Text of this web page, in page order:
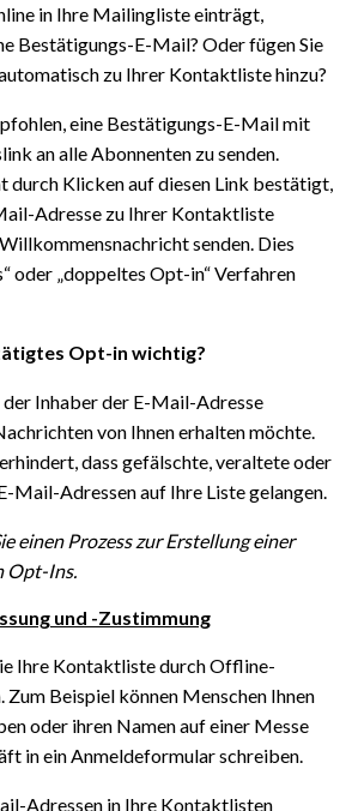
in Ihre Mailingliste einträgt,
Bestätigungs-E-Mail? Oder fügen Sie
zu Ihrer Kontaktliste hinzu?
eine Bestätigungs-E-Mail mit
an alle Abonnenten zu senden.
durch Klicken auf diesen Link bestätigt,
Adresse zu Ihrer Kontaktliste
senden. Dies
oder „doppeltes Opt-in“ Verfahren
Opt-in wichtig?
der Inhaber der E-Mail-Adresse
von Ihnen erhalten möchte.
dass gefälschte, veraltete oder
Mail-Adressen auf Ihre Liste gelangen.
einen Prozess zur Erstellung einer
Opt-Ins.
und -Zustimmung
Ihre Kontaktliste durch Offline-
Beispiel können Menschen Ihnen
oder ihren Namen auf einer Messe
in ein Anmeldeformular schreiben.
Adressen in Ihre Kontaktlisten